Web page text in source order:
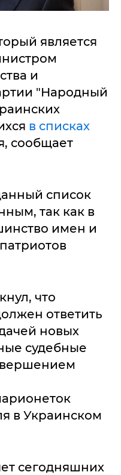
является
и
"Народный
в списках
сообщает
список
так как в
имен и
что
ответить
новых
судебные
в Украинском
сегодняшних